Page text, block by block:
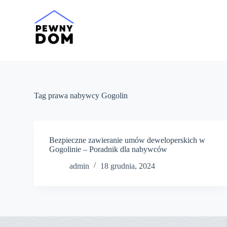
Tag prawa nabywcy Gogolin
Bezpieczne zawieranie umów deweloperskich w
Gogolinie – Poradnik dla nabywców
admin
18 grudnia, 2024